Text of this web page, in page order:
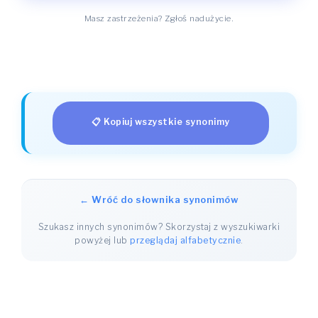
Masz zastrzeżenia? Zgłoś nadużycie.
📋 Kopiuj wszystkie synonimy
← Wróć do słownika synonimów
Szukasz innych synonimów? Skorzystaj z wyszukiwarki
powyżej lubprzeglądaj alfabetycznie